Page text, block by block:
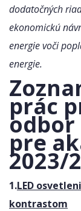
dodatočných
ekonomickú
energie voči
energie.
prác
pre
2023/
1.LED
kontrastom